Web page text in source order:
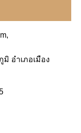
อำเภอเมือง